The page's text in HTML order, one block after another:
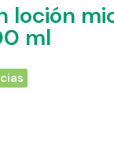
loción
ml